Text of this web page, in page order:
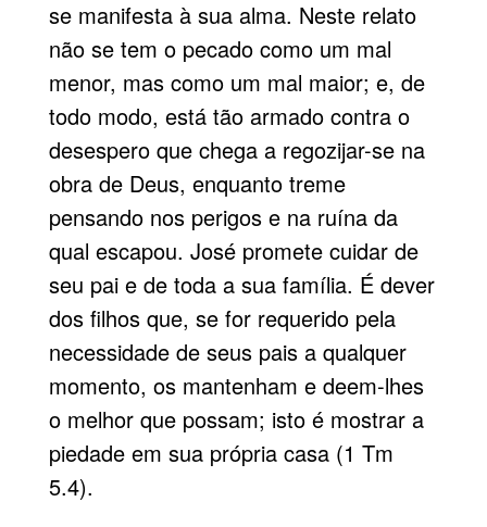
se manifesta à sua alma. Neste relato
não se tem o pecado como um mal
menor, mas como um mal maior; e, de
todo modo, está tão armado contra o
desespero que chega a regozijar-se na
obra de Deus, enquanto treme
pensando nos perigos e na ruína da
qual escapou. José promete cuidar de
seu pai e de toda a sua família. É dever
dos filhos que, se for requerido pela
necessidade de seus pais a qualquer
momento, os mantenham e deem-lhes
o melhor que possam; isto é mostrar a
piedade em sua própria casa (1 Tm
5.4).